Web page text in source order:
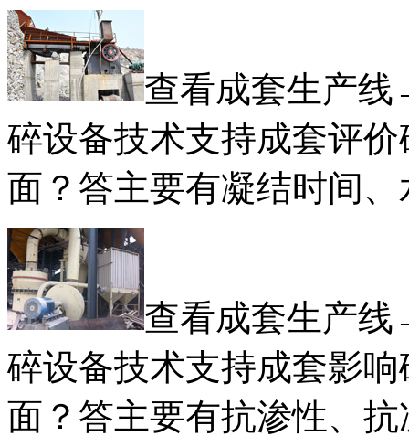
查看成套生产
碎设备技术支持成套评
面？答主要有凝结时间
查看成套生产
碎设备技术支持成套影
面？答主要有抗渗性、